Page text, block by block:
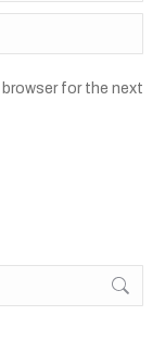
browser for the next